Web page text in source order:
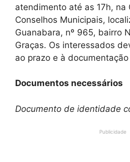
atendimento até as 17h, na
Conselhos Municipais,
Guanabara, nº 965, bairro
Graças. Os interessados
ao prazo e à
Documentos necessários
Documento de identidade
Publicidade